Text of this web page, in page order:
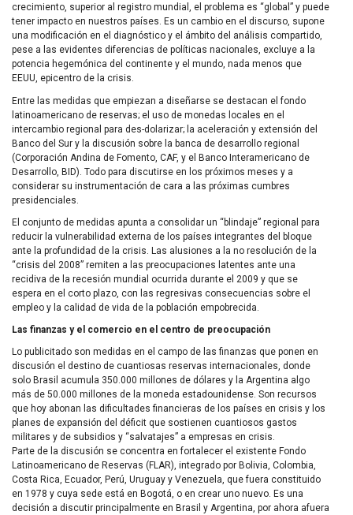
crecimiento, superior al registro mundial, el problema es “global” y puede
tener impacto en nuestros países. Es un cambio en el discurso, supone
una modificación en el diagnóstico y el ámbito del análisis compartido,
pese a las evidentes diferencias de políticas nacionales, excluye a la
potencia hegemónica del continente y el mundo, nada menos que
EEUU, epicentro de la crisis.
Entre las medidas que empiezan a diseñarse se destacan el fondo
latinoamericano de reservas; el uso de monedas locales en el
intercambio regional para des-dolarizar; la aceleración y extensión del
Banco del Sur y la discusión sobre la banca de desarrollo regional
(Corporación Andina de Fomento, CAF, y el Banco Interamericano de
Desarrollo, BID). Todo para discutirse en los próximos meses y a
considerar su instrumentación de cara a las próximas cumbres
presidenciales.
El conjunto de medidas apunta a consolidar un “blindaje” regional para
reducir la vulnerabilidad externa de los países integrantes del bloque
ante la profundidad de la crisis. Las alusiones a la no resolución de la
“crisis del 2008” remiten a las preocupaciones latentes ante una
recidiva de la recesión mundial ocurrida durante el 2009 y que se
espera en el corto plazo, con las regresivas consecuencias sobre el
empleo y la calidad de vida de la población empobrecida.
Las finanzas y el comercio en el centro de preocupación
Lo publicitado son medidas en el campo de las finanzas que ponen en
discusión el destino de cuantiosas reservas internacionales, donde
solo Brasil acumula 350.000 millones de dólares y la Argentina algo
más de 50.000 millones de la moneda estadounidense. Son recursos
que hoy abonan las dificultades financieras de los países en crisis y los
planes de expansión del déficit que sostienen cuantiosos gastos
militares y de subsidios y “salvatajes” a empresas en crisis.
Parte de la discusión se concentra en fortalecer el existente Fondo
Latinoamericano de Reservas ( FLAR), integrado por Bolivia, Colombia,
Costa Rica, Ecuador, Perú, Uruguay y Venezuela, que fuera constituido
en 1978 y cuya sede está en Bogotá, o en crear uno nuevo. Es una
decisión a discutir principalmente en Brasil y Argentina, por ahora afuera